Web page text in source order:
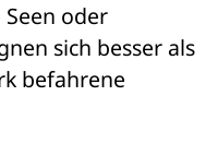
Seen oder
sich besser als
befahrene